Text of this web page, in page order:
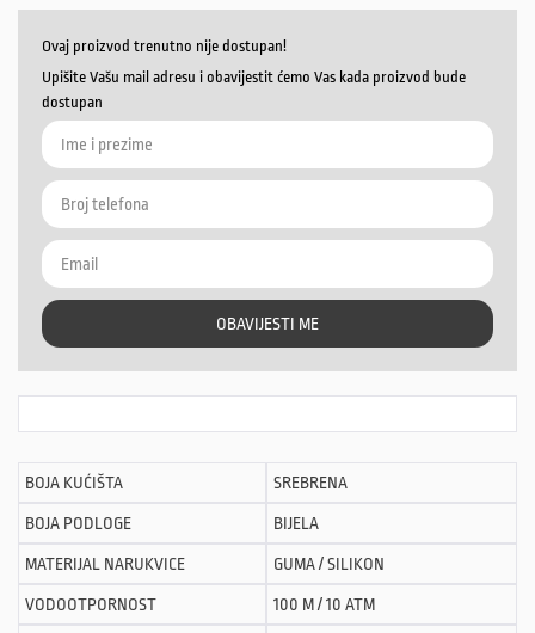
Ovaj proizvod trenutno nije dostupan!
Upišite Vašu mail adresu i obavijestit ćemo Vas kada proizvod bude
dostupan
OBAVIJESTI ME
BOJA KUĆIŠTA SREBRENA
BOJA PODLOGE BIJELA
MATERIJAL NARUKVICE GUMA / SILIKON
VODOOTPORNOST 100 M / 10 ATM